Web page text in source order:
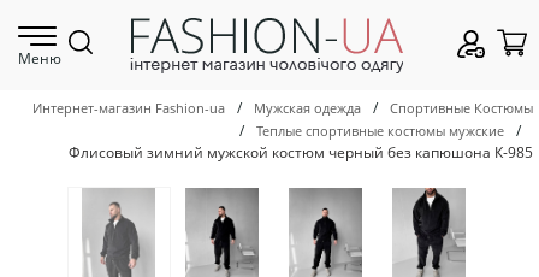
Меню
Интернет-магазин Fashion-ua / Мужская одежда / Спортивные Костюмы
/ Теплые спортивные костюмы мужские
/
Флисовый зимний мужской костюм черный без капюшона К-985